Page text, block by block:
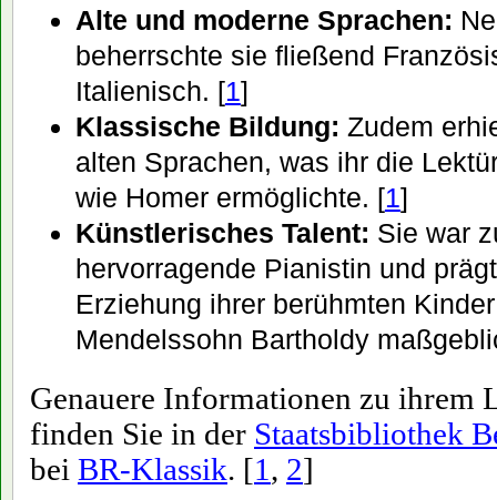
Alte und moderne Sprachen:
beherrschte sie fließend
Italienisch. [1]
Klassische Bildung: Zudem
alten Sprachen, was ihr die
wie Homer ermöglichte. [1]
Künstlerisches Talent: Sie war
hervorragende Pianistin und
Erziehung ihrer berühmten
Mendelssohn Bartholdy
Genauere Informationen zu ihrem
finden Sie in der Staatsbibliothek
bei BR-Klassik. [1 , 2]